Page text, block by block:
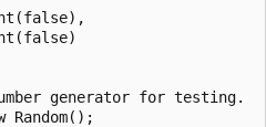
generator for testing.
Random();